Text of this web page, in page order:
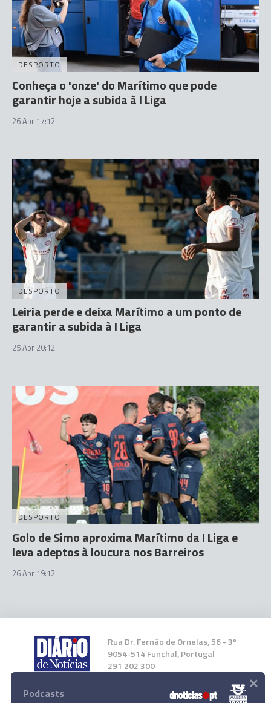
DESPORTO
Conheça o 'onze' do Marítimo que pode
garantir hoje a subida à I Liga
26 Abr 17:12
DESPORTO
Leiria perde e deixa Marítimo a um ponto de
garantir a subida à I Liga
25 Abr 20:12
DESPORTO
Golo de Simo aproxima Marítimo da I Liga e
leva adeptos à loucura nos Barreiros
26 Abr 19:12
Rua Dr. Fernão de Ornelas, 56 - 3º
9054-514 Funchal, Portugal
291 202 300
Instale a nossa App
Podcasts ×